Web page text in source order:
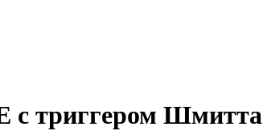
с триггером Шмитта